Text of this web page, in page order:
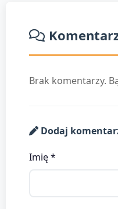
Brak komentarzy.
Dodaj
Imię *